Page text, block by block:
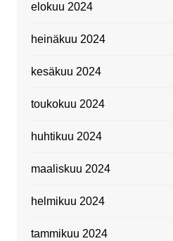
elokuu 2024
heinäkuu 2024
kesäkuu 2024
toukokuu 2024
huhtikuu 2024
maaliskuu 2024
helmikuu 2024
tammikuu 2024